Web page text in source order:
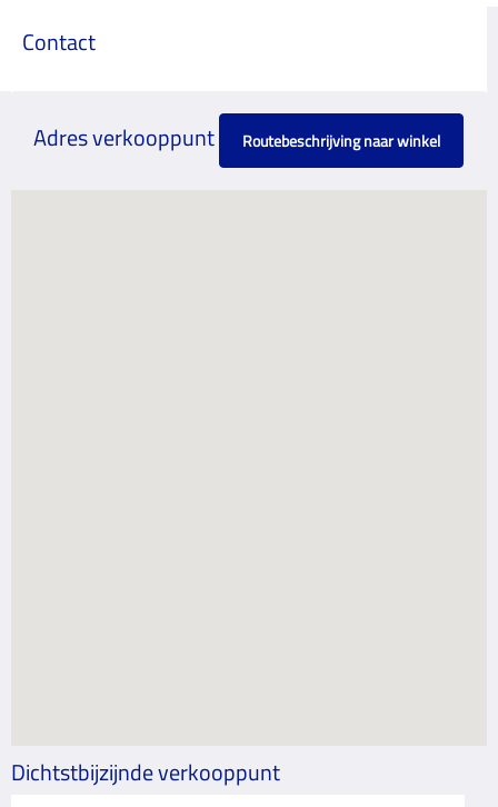
Contact
Adres verkooppunt Routebeschrijving naar winkel
Dichtstbijzijnde verkooppunt